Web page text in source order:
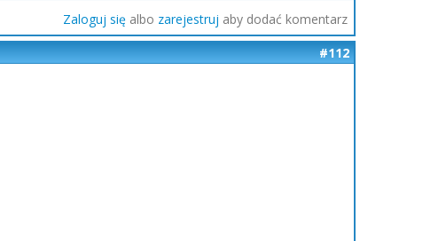
Zaloguj się albo zarejestruj aby dodać komentarz
#112